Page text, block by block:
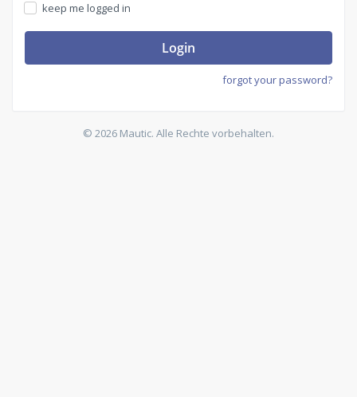
keep me logged in
Login
forgot your password?
© 2026 Mautic. Alle Rechte vorbehalten.